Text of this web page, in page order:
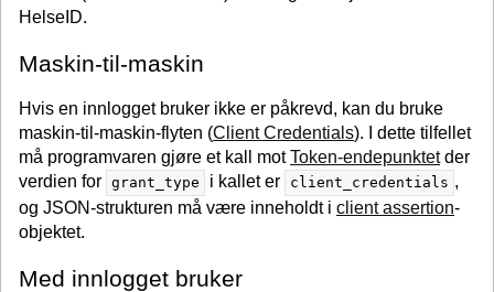
HelseID.
Maskin-til-maskin
Hvis en innlogget bruker ikke er påkrevd, kan du bruke
maskin-til-maskin-flyten (Client Credentials). I dette tilfellet
må programvaren gjøre et kall motToken-endepunktetder
verdien for grant_type i kallet er client_credentials ,
og JSON-strukturen må være inneholdt i client assertion-
objektet.
Med innlogget bruker